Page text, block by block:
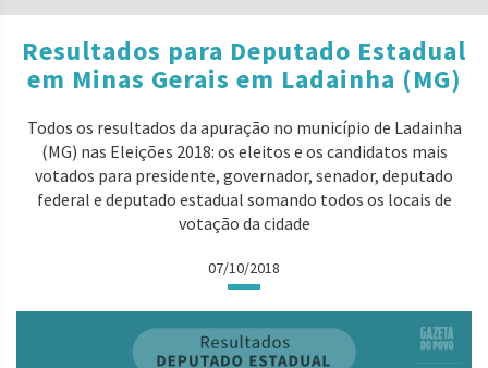
Resultados para Deputado Estadual
em Minas Gerais em Ladainha (MG)
Todos os resultados da apuração no município de Ladainha
(MG) nas Eleições 2018: os eleitos e os candidatos mais
votados para presidente, governador, senador, deputado
federal e deputado estadual somando todos os locais de
votação da cidade
07/10/2018